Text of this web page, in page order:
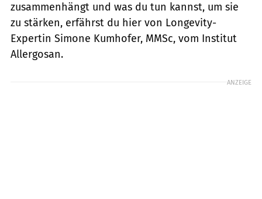
zusammenhängt und was du tun kannst, um sie
zu stärken, erfährst du hier von Longevity-
Expertin Simone Kumhofer, MMSc, vom Institut
Allergosan.
ANZEIGE